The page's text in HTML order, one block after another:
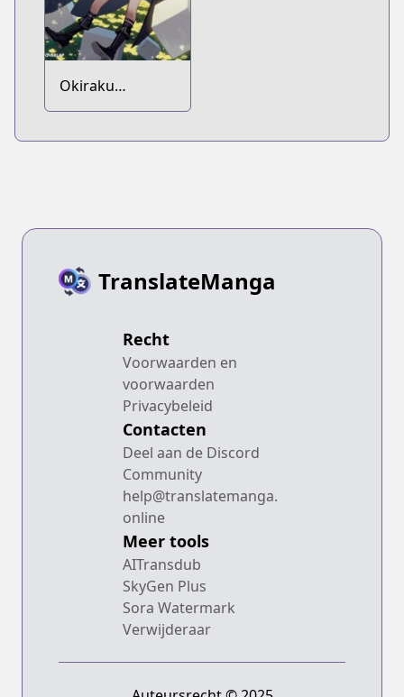
Okiraku
Ryoushu no
TranslateManga
Recht
Voorwaarden en
voorwaarden
Privacybeleid
Contacten
Deel aan de Discord
Community
help@translatemanga.
online
Meer tools
AITransdub
SkyGen Plus
Sora Watermark
Verwijderaar